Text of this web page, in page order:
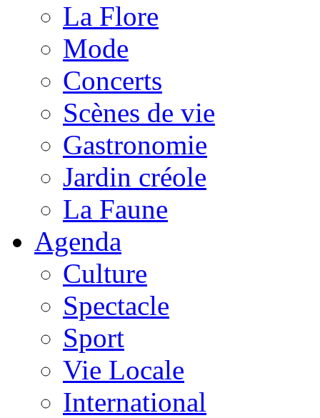
La Flore
Mode
Concerts
Scènes de vie
Gastronomie
Jardin créole
La Faune
Agenda
Culture
Spectacle
Sport
Vie Locale
International